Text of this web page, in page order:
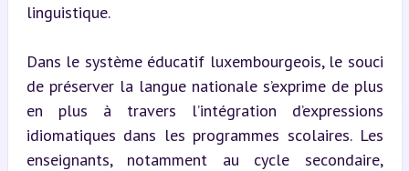
linguistique.
Dans le système éducatif luxembourgeois, le souci
de préserver la langue nationale s’exprime de plus
en plus à travers l’intégration d’expressions
idiomatiques dans les programmes scolaires. Les
enseignants, notamment au cycle secondaire,